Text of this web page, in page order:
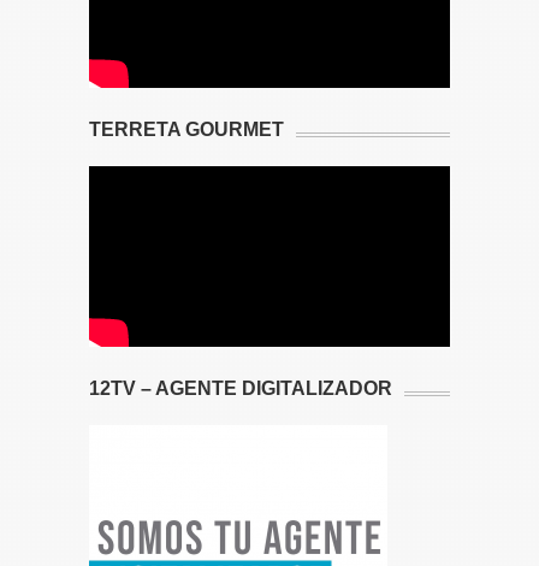
TERRETA GOURMET
12TV – AGENTE DIGITALIZADOR